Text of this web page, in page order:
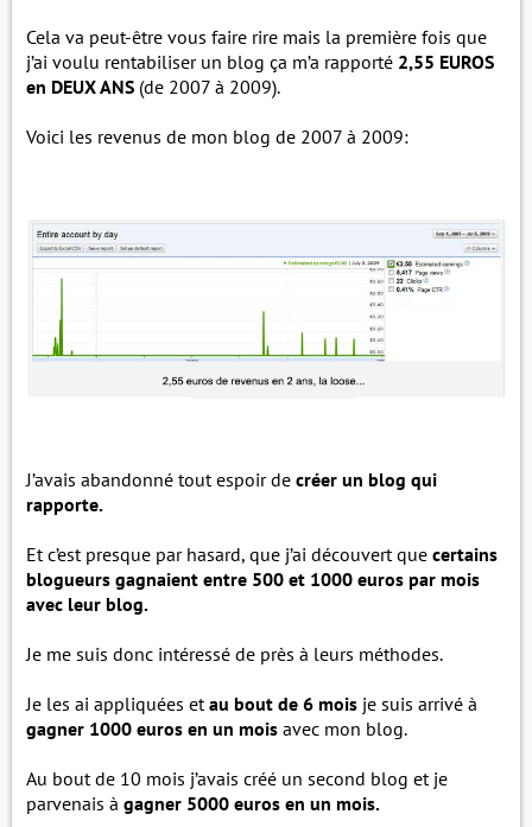
Cela va peut-être vous faire rire mais la première fois que
j’ai voulu rentabiliser un blog ça m’a rapporté 2,55 EUROS
en DEUX ANS (de 2007 à 2009).
Voici les revenus de mon blog de 2007 à 2009:
J’avais abandonné tout espoir de créer un blog qui
rapporte.
Et c’est presque par hasard, que j’ai découvert que certains
blogueurs gagnaient entre 500 et 1000 euros par mois
avec leur blog.
Je me suis donc intéressé de près à leurs méthodes.
Je les ai appliquées etau bout de 6 mois je suis arrivé à
gagner 1000 euros en un mois avec mon blog.
Au bout de 10 mois j’avais créé un second blog et je
parvenais à gagner 5000 euros en un mois.